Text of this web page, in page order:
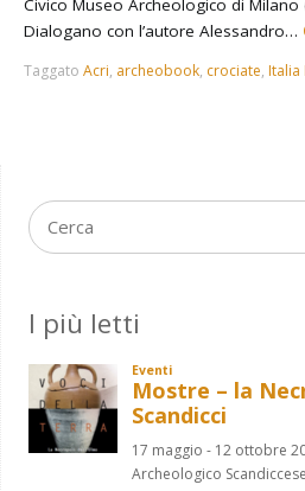
Civico Museo Archeologico di
Dialogano con l’autore Alessandro…
TaggatoAcri, archeobook, crociate, Italia
I più letti